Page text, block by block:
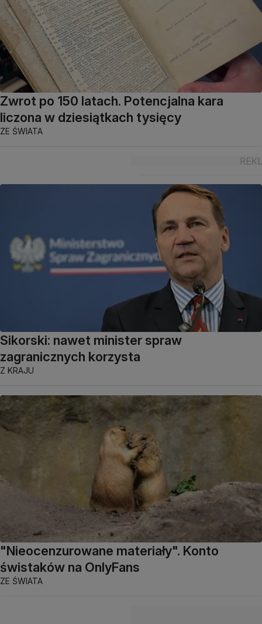
Zwrot po 150 latach. Potencjalna kara
liczona w dziesiątkach tysięcy
ZE ŚWIATA
Sikorski: nawet minister spraw
zagranicznych korzysta
Z KRAJU
"Nieocenzurowane materiały". Konto
świstaków na OnlyFans
ZE ŚWIATA